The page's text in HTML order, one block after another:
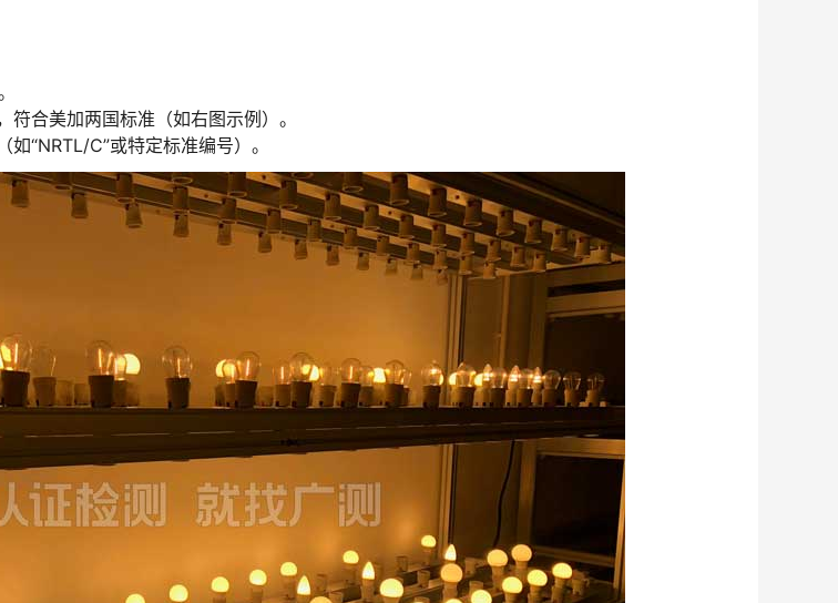
符合美加两国标准（如右图示例）。
“NRTL/C”或特定标准编号）。